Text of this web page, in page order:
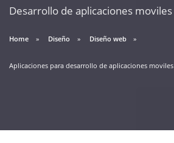
Desarrollo de aplicaciones moviles
Home Diseño Diseño web
Aplicaciones para desarrollo de aplicaciones moviles